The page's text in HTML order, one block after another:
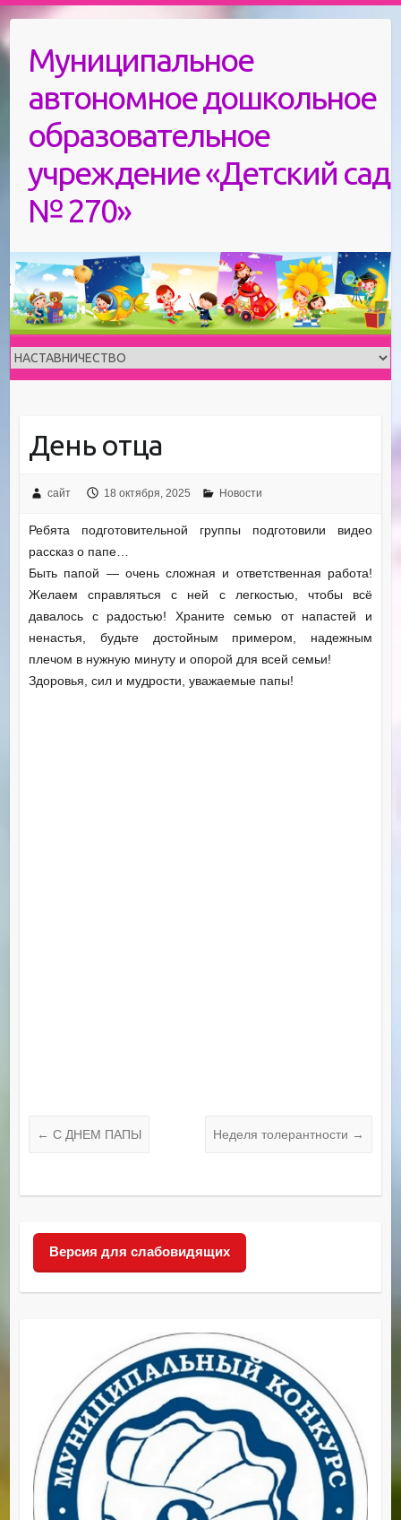
to
contentМуниципальное
автономное дошкольное
образовательное
учреждение «Детский сад
№ 270»
День отца
сайт 18 октября, 2025 Новости
Ребята подготовительной группы подготовили видео
рассказ о папе…
Быть папой — очень сложная и ответственная работа!
Желаем справляться с ней с легкостью, чтобы всё
давалось с радостью! Храните семью от напастей и
ненастья, будьте достойным примером, надежным
плечом в нужную минуту и опорой для всей семьи!
Здоровья, сил и мудрости, уважаемые папы!
← С ДНЕМ ПАПЫ Неделя толерантности →
Версия для слабовидящих